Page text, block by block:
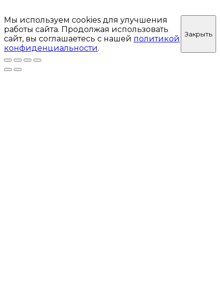
Мы используем cookies для улучшения
работы сайта. Продолжая использовать
сайт, вы соглашаетесь с нашей политикой
конфиденциальности.
Закрыть